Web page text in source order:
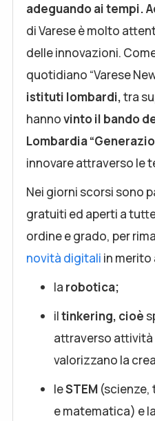
adeguando ai tempi.
di Varese è molto
delle innovazioni.
quotidiano “Varese
istituti lombardi,tra
hannovinto il bando
Lombardia
innovare attraverso le
Nei giorni scorsi sono
gratuiti ed aperti a
ordine e grado, per
novità digitali in
la robotica;
iltinkering, cioè
attraverso
valorizzano la
leSTEM (scienze,
e matematica) e la